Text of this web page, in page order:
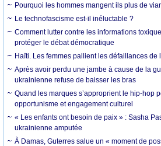
Pourquoi les hommes mangent ils plus de
Le technofascisme est-il inéluctable ?
Comment lutter contre les informations
protéger le débat démocratique
Haïti. Les femmes pallient les défaillances de
Après avoir perdu une jambe à cause de la
ukrainienne refuse de baisser les bras
Quand les marques s’approprient le hip-hop
opportunisme et engagement culturel
« Les enfants ont besoin de paix » : Sasha
ukrainienne amputée
À Damas, Guterres salue un « moment de